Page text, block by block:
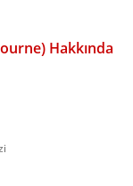
Hakkında